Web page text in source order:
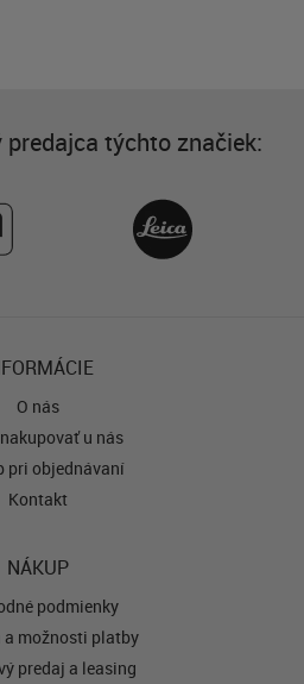
týchto značiek:
O nás
u nás
pri objednávaní
Kontakt
NÁKUP
podmienky
a možnosti platby
predaj a leasing